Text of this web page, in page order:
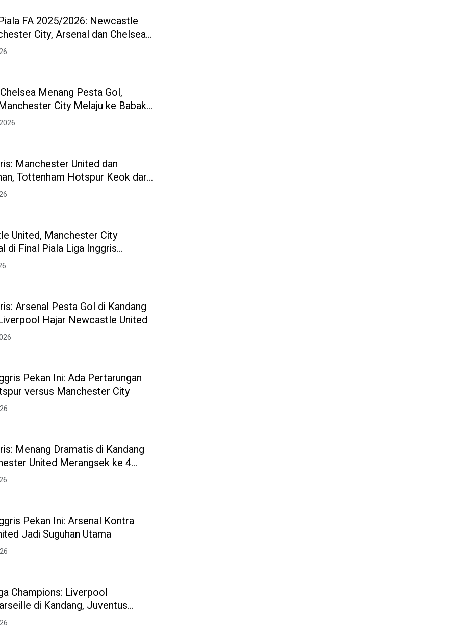
FA 2025/2026: Newcastle
City, Arsenal dan Chelsea
Menang Pesta Gol,
City Melaju ke Babak
Manchester United dan
Tottenham Hotspur Keok dari
United, Manchester City
di Final Piala Liga Inggris
Arsenal Pesta Gol di Kandang
Hajar Newcastle United
Pekan Ini: Ada Pertarungan
versus Manchester City
Menang Dramatis di Kandang
United Merangsek ke 4
Pekan Ini: Arsenal Kontra
Jadi Suguhan Utama
Champions: Liverpool
di Kandang, Juventus
dari Benfica